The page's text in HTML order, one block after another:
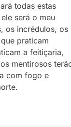
todas estas
será o meu
os incrédulos, os
praticam
a feitiçaria,
mentirosos
com fogo e